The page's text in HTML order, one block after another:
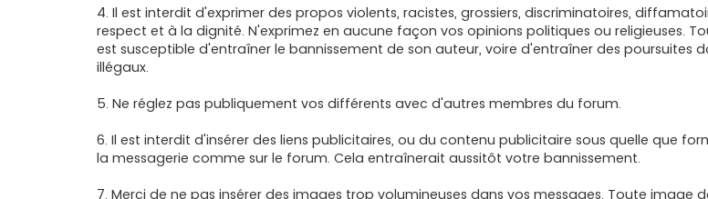
4. Il est interdit d'exprimer des propos violents, racistes, grossiers, discriminatoires,
respect et à la dignité. N'exprimez en aucune façon vos opinions politiques ou religieuses.
est susceptible d'entraîner le bannissement de son auteur, voire d'entraîner des poursuites
illégaux.
5. Ne réglez pas publiquement vos différents avec d'autres membres du forum.
6. Il est interdit d'insérer des liens publicitaires, ou du contenu publicitaire sous quelle que
la messagerie comme sur le forum. Cela entraînerait aussitôt votre bannissement.
7. Merci de ne pas insérer des images trop volumineuses dans vos messages. Toute image